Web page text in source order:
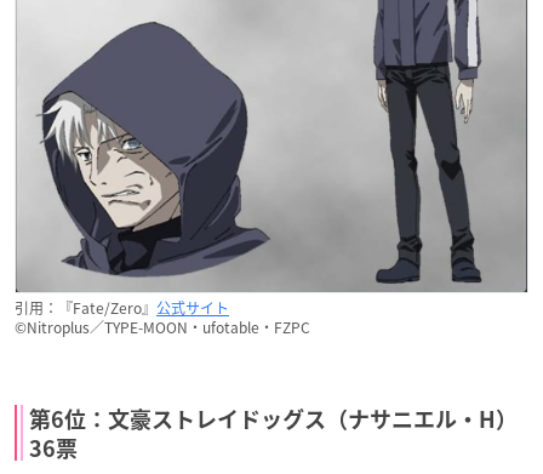
引用：『Fate/Zero』 公式サイト
©Nitroplus／TYPE-MOON・ufotable・FZPC
第6位：文豪ストレイドッグス（ナサニエル・H）
36票